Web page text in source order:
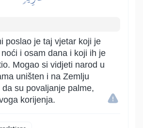
poslao je taj vjetar koji je
i osam dana i koji ih je
Mogao si vidjeti narod u
uništen i na Zemlju
su povaljanje palme,
korijenja.